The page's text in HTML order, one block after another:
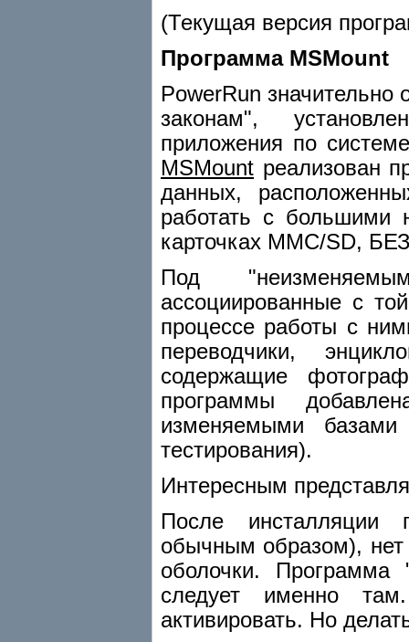
(Текущая версия
Программа MSMount
PowerRun значительно
законам",
приложения по
MSMount реализован
данных,
работать с большими
карточках MMC/
Под
ассоциированные с
процессе работы с
переводчики,
содержащие
программы
изменяемыми
тестирования).
Интересным
После инсталляции
обычным образом), нет
оболочки. Программа
следует именно
активировать. Но